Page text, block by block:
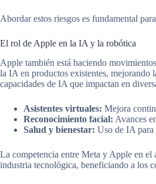
Abordar estos riesgos es fundamental
El rol de Apple en la IA y la robótica
Apple también está haciendo
la IA en productos existentes, mejorando
capacidades de IA que impactan en
Asistentes virtuales: Mejora
Reconocimiento facial: Avances
Salud y bienestar: Uso de IA para
La competencia entre Meta y Apple en
industria tecnológica, beneficiando a los